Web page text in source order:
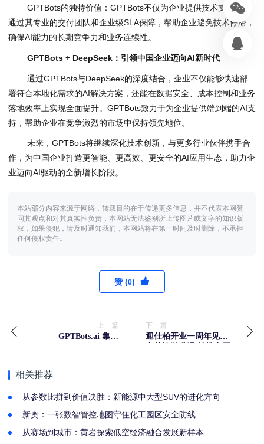
GPTBots的独特价值：GPTBots不仅为企业提供技术支持，还
通过其专业的交付团队和企业级SLA保障，帮助企业避免技术停滞，
确保AI能力的长期竞争力和业务连续性。
GPTBots + DeepSeek ：引领中国企业迈向AI新时代
通过GPTBots与DeepSeek的深度结合，企业不仅能够快速部
署符合本地化需求的AI解决方案，还能在数据安全、成本控制和业务
落地效率上实现全面提升。GPTBots致力于为企业提供端到端的AI支
持，帮助企业在竞争激烈的市场中保持领先地位。
未来，GPTBots将继续深化技术创新，与更多行业伙伴携手合
作，为中国企业打造更智能、更高效、更安全的AI应用生态，助力企
业迈向AI驱动的全新增长阶段。
本站部分内容来源于网络，转载目的在于传递更多信息，并不代表本网赞
同其观点和对其真实性负责，本网站无法鉴别所上传图片或文字的知识版
权，如果侵犯，请及时通知我们，本网站将在第一时间及时删除，不承担
任何侵权责任。
赞 (0)
上一篇
GPTBots.ai 集成
下一篇
迎仕柏开业一周年见证
相关推荐
从参数比拼到价值决胜：新能源中大型SUV的进化方向
新奥：一张数智管控地图守住化工园区安全防线
从赛场到城市：黄岩探索低空经济融合发展新样本